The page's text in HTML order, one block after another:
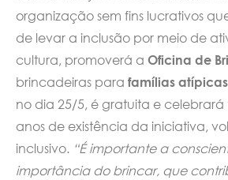
organização sem fins lucrativos
de levar a inclusão por meio de
cultura, promoverá a Oficina de
brincadeiras para famílias
no dia 25/5, é gratuita e
anos de existência da iniciativa,
inclusivo. “É importante a
importância do brincar, que